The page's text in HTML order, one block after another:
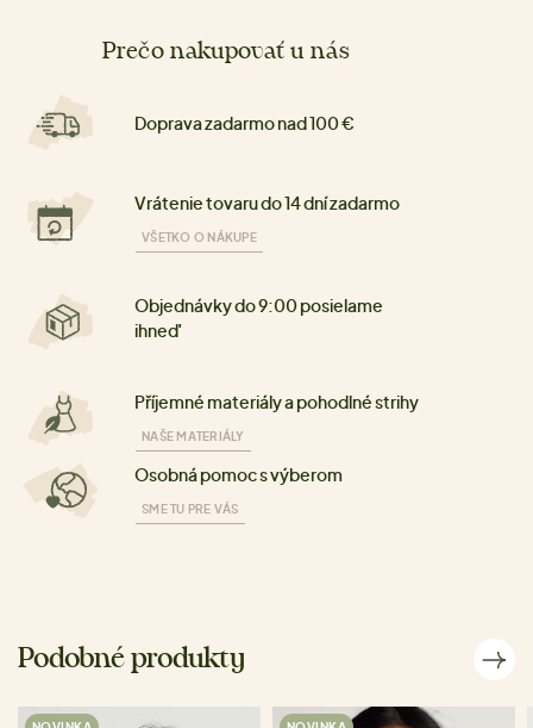
Prečo nakupovať u nás
Doprava zadarmo nad 100 €
Vrátenie tovaru do 14 dní zadarmo
VŠETKO O NÁKUPE
Objednávky do 9:00 posielame
ihneď
Příjemné materiály a pohodlné strihy
NAŠE MATERIÁLY
Osobná pomoc s výberom
SME TU PRE VÁS
Podobné produkty